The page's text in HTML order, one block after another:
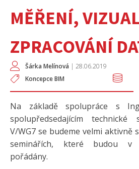
MĚŘENÍ,
ZPRACOVÁNÍ
Šárka Melínová | 28.06.2019
Koncepce BIM
Na základě spolupráce s
spolupředsedajícím technické
V/WG7 se budeme velmi aktivně
seminářích, které budou v
pořádány.